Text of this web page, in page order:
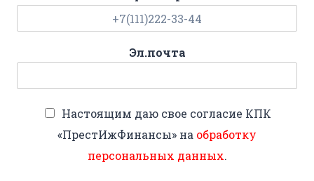
Эл.почта
Настоящим даю свое согласие КПК
«ПрестИжФинансы» на обработку
персональных данных.